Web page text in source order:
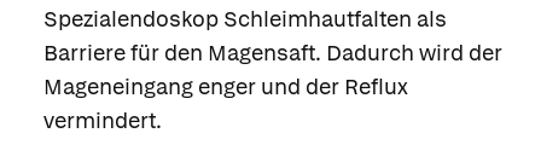
Spezialendoskop Schleimhautfalten als
Barriere für den Magensaft. Dadurch wird der
Mageneingang enger und der Reflux
vermindert.